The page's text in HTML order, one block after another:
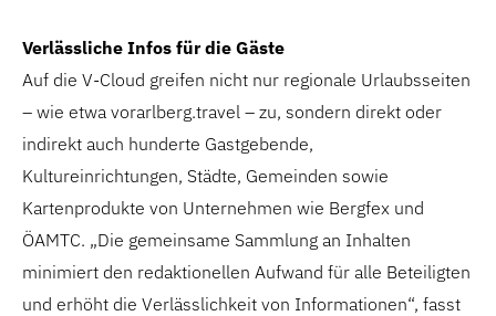
Verlässliche Infos für die Gäste
Auf die V-Cloud greifen nicht nur regionale Urlaubsseiten
– wie etwa vorarlberg.travel – zu, sondern direkt oder
indirekt auch hunderte Gastgebende,
Kultureinrichtungen, Städte, Gemeinden sowie
Kartenprodukte von Unternehmen wie Bergfex und
ÖAMTC. „Die gemeinsame Sammlung an Inhalten
minimiert den redaktionellen Aufwand für alle Beteiligten
und erhöht die Verlässlichkeit von Informationen“, fasst